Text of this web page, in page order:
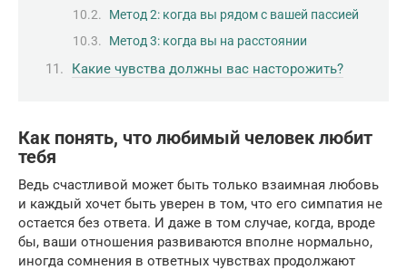
Метод 2: когда вы рядом с вашей пассией
Метод 3: когда вы на расстоянии
Какие чувства должны вас насторожить?
Как понять, что любимый человек любит
тебя
Ведь счастливой может быть только взаимная любовь
и каждый хочет быть уверен в том, что его симпатия не
остается без ответа. И даже в том случае, когда, вроде
бы, ваши отношения развиваются вполне нормально,
иногда сомнения в ответных чувствах продолжают